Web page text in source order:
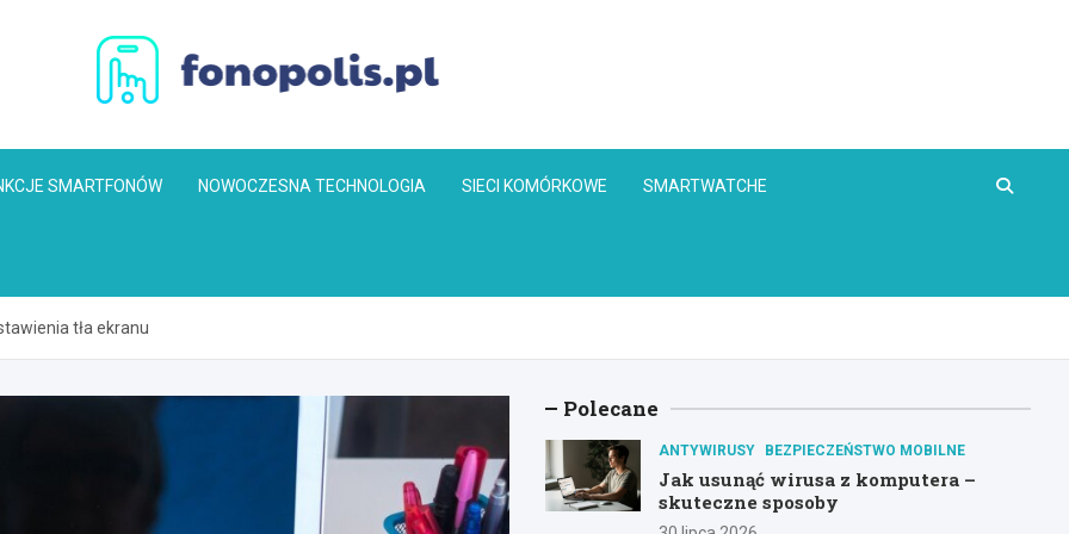
Fonopolis.pl
SMARTFONÓW NOWOCZESNA TECHNOLOGIA SIECI KOMÓRKOWE SMARTWATCHE
tła ekranu
Polecane
ANTYWIRUSY BEZPIECZEŃSTWO MOBILNE
Jak usunąć wirusa z komputera –
skuteczne sposoby